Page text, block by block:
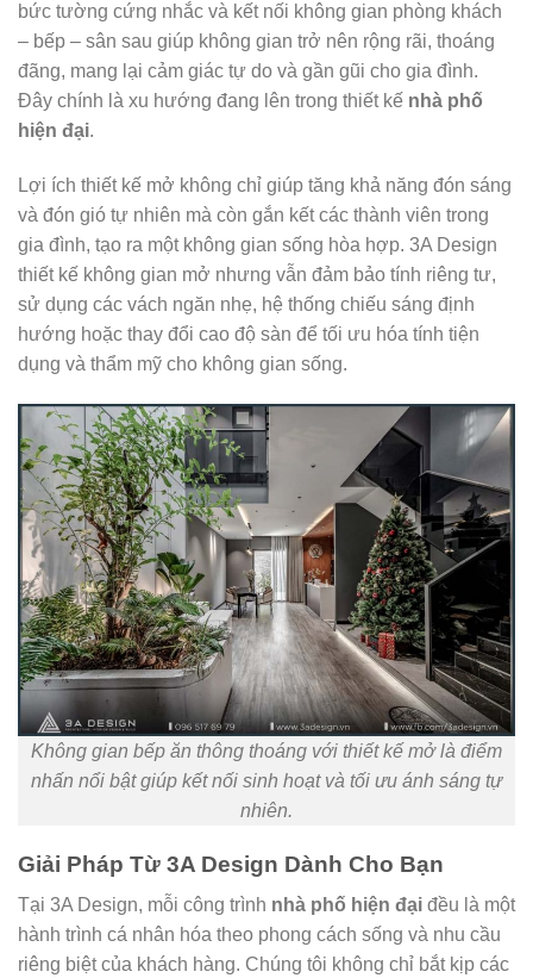
bức tường cứng nhắc và kết nối không gian phòng khách
– bếp – sân sau giúp không gian trở nên rộng rãi, thoáng
đãng, mang lại cảm giác tự do và gần gũi cho gia đình.
Đây chính là xu hướng đang lên trong thiết kế nhà phố
hiện đại.
Lợi ích thiết kế mở không chỉ giúp tăng khả năng đón sáng
và đón gió tự nhiên mà còn gắn kết các thành viên trong
gia đình, tạo ra một không gian sống hòa hợp. 3A Design
thiết kế không gian mở nhưng vẫn đảm bảo tính riêng tư,
sử dụng các vách ngăn nhẹ, hệ thống chiếu sáng định
hướng hoặc thay đổi cao độ sàn để tối ưu hóa tính tiện
dụng và thẩm mỹ cho không gian sống.
Không gian bếp ăn thông thoáng với thiết kế mở là điểm
nhấn nổi bật giúp kết nối sinh hoạt và tối ưu ánh sáng tự
nhiên.
Giải Pháp Từ 3A Design Dành Cho Bạn
Tại 3A Design, mỗi công trình nhà phố hiện đại đều là một
hành trình cá nhân hóa theo phong cách sống và nhu cầu
riêng biệt của khách hàng. Chúng tôi không chỉ bắt kịp các